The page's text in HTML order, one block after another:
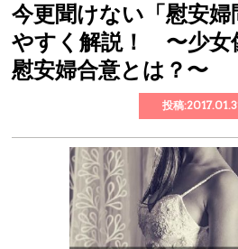
今更聞けない「慰安婦
やすく解説！ 〜少女
慰安婦合意とは？〜
投稿